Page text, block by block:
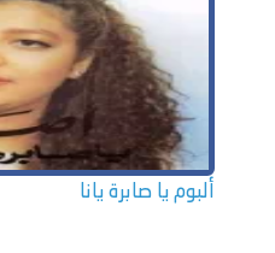
ألبوم يا صابرة يانا